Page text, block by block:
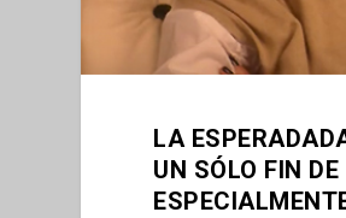
LA
UN SÓLO FIN